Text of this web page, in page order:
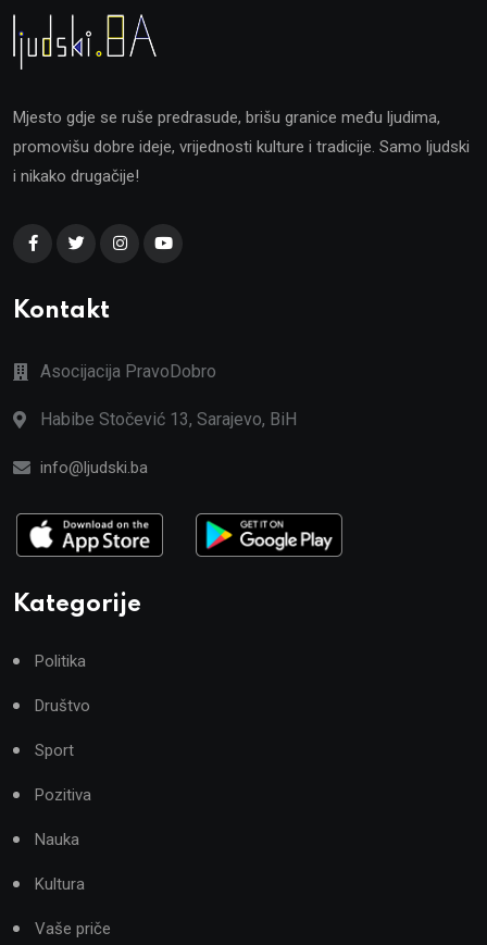
Mjesto gdje se ruše predrasude, brišu granice među ljudima,
promovišu dobre ideje, vrijednosti kulture i tradicije. Samo ljudski
i nikako drugačije!
Kontakt
Asocijacija PravoDobro
Habibe Stočević 13, Sarajevo, BiH
info@ljudski.ba
Kategorije
Politika
Društvo
Sport
Pozitiva
Nauka
Kultura
Vaše priče